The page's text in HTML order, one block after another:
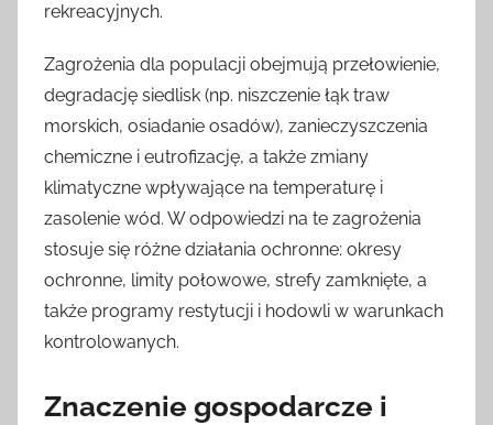
rekreacyjnych.
Zagrożenia dla populacji obejmują przełowienie,
degradację siedlisk (np. niszczenie łąk traw
morskich, osiadanie osadów), zanieczyszczenia
chemiczne i eutrofizację, a także zmiany
klimatyczne wpływające na temperaturę i
zasolenie wód. W odpowiedzi na te zagrożenia
stosuje się różne działania ochronne: okresy
ochronne, limity połowowe, strefy zamknięte, a
także programy restytucji i hodowli w warunkach
kontrolowanych.
Znaczenie gospodarcze i